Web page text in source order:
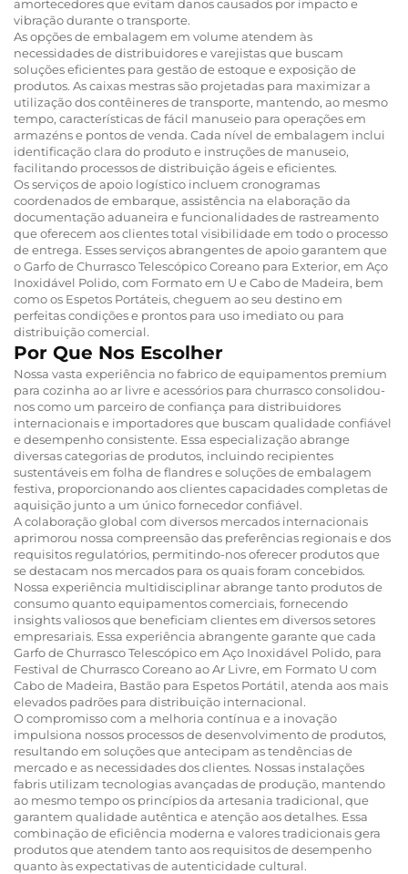
amortecedores que evitam danos causados por impacto e
vibração durante o transporte.
As opções de embalagem em volume atendem às
necessidades de distribuidores e varejistas que buscam
soluções eficientes para gestão de estoque e exposição de
produtos. As caixas mestras são projetadas para maximizar a
utilização dos contêineres de transporte, mantendo, ao mesmo
tempo, características de fácil manuseio para operações em
armazéns e pontos de venda. Cada nível de embalagem inclui
identificação clara do produto e instruções de manuseio,
facilitando processos de distribuição ágeis e eficientes.
Os serviços de apoio logístico incluem cronogramas
coordenados de embarque, assistência na elaboração da
documentação aduaneira e funcionalidades de rastreamento
que oferecem aos clientes total visibilidade em todo o processo
de entrega. Esses serviços abrangentes de apoio garantem que
o Garfo de Churrasco Telescópico Coreano para Exterior, em Aço
Inoxidável Polido, com Formato em U e Cabo de Madeira, bem
como os Espetos Portáteis, cheguem ao seu destino em
perfeitas condições e prontos para uso imediato ou para
distribuição comercial.
Por Que Nos Escolher
Nossa vasta experiência no fabrico de equipamentos premium
para cozinha ao ar livre e acessórios para churrasco consolidou-
nos como um parceiro de confiança para distribuidores
internacionais e importadores que buscam qualidade confiável
e desempenho consistente. Essa especialização abrange
diversas categorias de produtos, incluindo recipientes
sustentáveis em folha de flandres e soluções de embalagem
festiva, proporcionando aos clientes capacidades completas de
aquisição junto a um único fornecedor confiável.
A colaboração global com diversos mercados internacionais
aprimorou nossa compreensão das preferências regionais e dos
requisitos regulatórios, permitindo-nos oferecer produtos que
se destacam nos mercados para os quais foram concebidos.
Nossa experiência multidisciplinar abrange tanto produtos de
consumo quanto equipamentos comerciais, fornecendo
insights valiosos que beneficiam clientes em diversos setores
empresariais. Essa experiência abrangente garante que cada
Garfo de Churrasco Telescópico em Aço Inoxidável Polido, para
Festival de Churrasco Coreano ao Ar Livre, em Formato U com
Cabo de Madeira, Bastão para Espetos Portátil, atenda aos mais
elevados padrões para distribuição internacional.
O compromisso com a melhoria contínua e a inovação
impulsiona nossos processos de desenvolvimento de produtos,
resultando em soluções que antecipam as tendências de
mercado e as necessidades dos clientes. Nossas instalações
fabris utilizam tecnologias avançadas de produção, mantendo
ao mesmo tempo os princípios da artesania tradicional, que
garantem qualidade autêntica e atenção aos detalhes. Essa
combinação de eficiência moderna e valores tradicionais gera
produtos que atendem tanto aos requisitos de desempenho
quanto às expectativas de autenticidade cultural.